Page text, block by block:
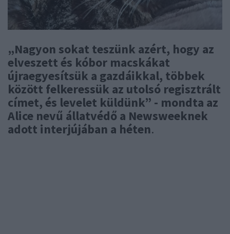
„Nagyon sokat teszünk azért, hogy az
elveszett és kóbor macskákat
újraegyesítsük a gazdáikkal, többek
között felkeressük az utolsó regisztrált
címet, és levelet küldünk” - mondta az
Alice nevű állatvédő a Newsweeknek
adott interjújában a héten.